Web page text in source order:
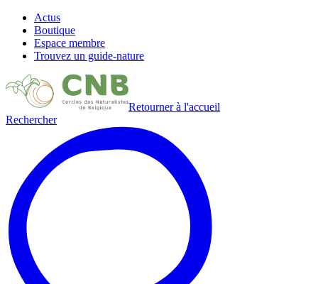
Actus
Boutique
Espace membre
Trouvez un guide-nature
Retourner à l'accueil
Rechercher